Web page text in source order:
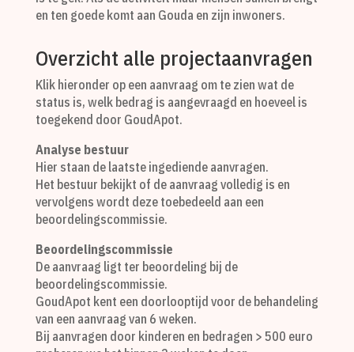
en ten goede komt aan Gouda en zijn inwoners.
Overzicht alle projectaanvragen
Klik hieronder op een aanvraag om te zien wat de
status is, welk bedrag is aangevraagd en hoeveel is
toegekend door GoudApot.
Analyse bestuur
Hier staan de laatste ingediende aanvragen.
Het bestuur bekijkt of de aanvraag volledig is en
vervolgens wordt deze toebedeeld aan een
beoordelingscommissie.
Beoordelingscommissie
De aanvraag ligt ter beoordeling bij de
beoordelingscommissie.
GoudApot kent een doorlooptijd voor de behandeling
van een aanvraag van 6 weken.
Bij aanvragen door kinderen en bedragen > 500 euro